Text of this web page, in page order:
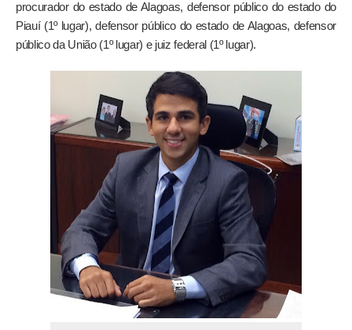
procurador do estado de Alagoas, defensor público do estado do
Piauí (1º lugar), defensor público do estado de Alagoas, defensor
público da União (1º lugar) e juiz federal (1º lugar).